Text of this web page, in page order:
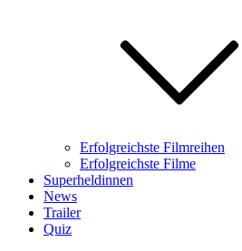
Erfolgreichste Filmreihen
Erfolgreichste Filme
Superheldinnen
News
Trailer
Quiz